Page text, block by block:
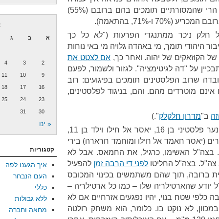
בשאלה "פוגרומים, טוב או רע"), הרי שהמסורתיים תומכים בהם ברובם (55%)
ו-71%, בהתאמה).
ניכר ממתנגדי הפרעות ("לא כל כך
היהודי תומך, מי באהדה גלויה מי באי נוחות
הקוזאקים של יהוה. ואחר כך, אם לצטט את
על "דה לגיטימציה". לגזור ולשמור, לפעם
שרוב הפלסטינים תומכים בפיגועים: רוב
אינם מוטרדים מהם. והם, בניגוד לפלסטינים,
ב"מדרון חלקלק".)
נער פלסטיני בן 16, יאסר אל חילו וילד בן 11,
(יאסר חאמד אל חילו ומוחמד חרארה) בירי
בצה"ל האשימו, כרגיל, את החמאס. אבל לא
בצה"ל החליטו לפני די הרבה זמן להפעיל
ברובה, תוך שהם משתמשים בכינוי המכובס
יודע שהארטילריה שלו – כמו כל ארטילריה –
שטח בנוי, יהיו נפגעים אזרחיים אם לא
לא נוקט בו. כלומר, הוא משחק רולטה
א ב ג
2
3
4
9
10
11
16
17
18
23
24
25
30
31
« ינו
קטגוריות
איך הגענו לפה
העם הנבחר
כללי
ללא גבולות
מחאה וחברה